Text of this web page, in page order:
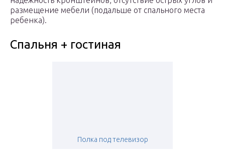
размещение мебели (подальше от спального места
ребенка).
Спальня + гостиная
Полка под телевизор